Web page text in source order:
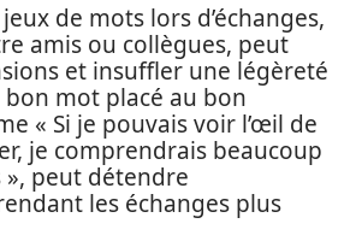
de mots lors d’échanges,
amis ou collègues, peut
et insuffler une légèreté
mot placé au bon
« Si je pouvais voir l’œil de
je comprendrais beaucoup
», peut détendre
les échanges plus